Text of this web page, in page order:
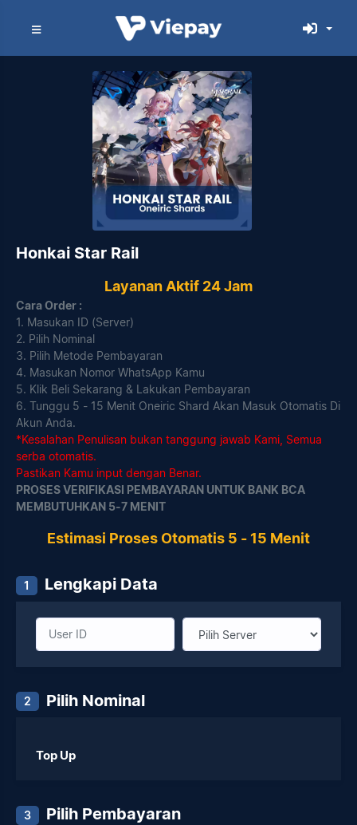
Honkai Star Rail
Layanan Aktif 24 Jam
Cara Order :
1. Masukan ID (Server)
2. Pilih Nominal
3. Pilih Metode Pembayaran
4. Masukan Nomor WhatsApp Kamu
5. Klik Beli Sekarang & Lakukan Pembayaran
6. Tunggu 5 - 15 Menit Oneiric Shard Akan Masuk Otomatis Di
Akun Anda.
*Kesalahan Penulisan bukan tanggung jawab Kami, Semua
serba otomatis.
Pastikan Kamu input dengan Benar.
PROSES VERIFIKASI PEMBAYARAN UNTUK BANK BCA
MEMBUTUHKAN 5-7 MENIT
Estimasi Proses Otomatis 5 - 15 Menit
1 Lengkapi Data
2 Pilih Nominal
Top Up
3 Pilih Pembayaran